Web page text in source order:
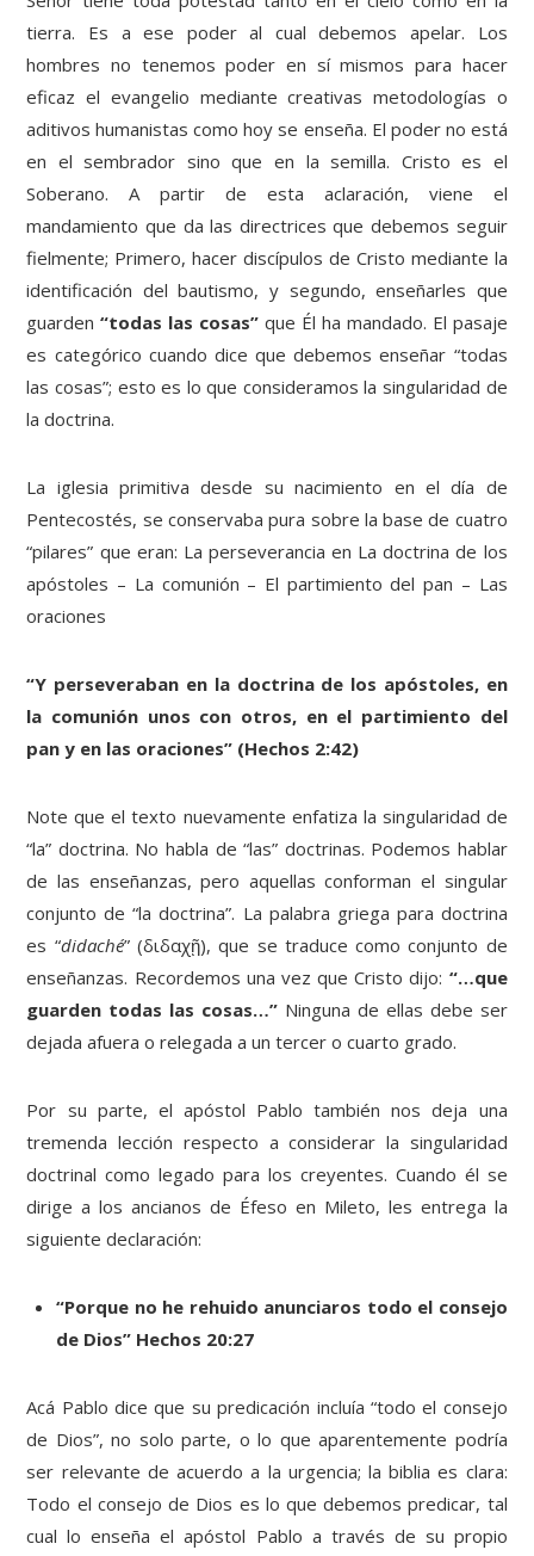
tierra. Es a ese poder al cual debemos apelar. Los
hombres no tenemos poder en sí mismos para hacer
eficaz el evangelio mediante creativas metodologías o
aditivos humanistas como hoy se enseña. El poder no está
en el sembrador sino que en la semilla. Cristo es el
Soberano. A partir de esta aclaración, viene el
mandamiento que da las directrices que debemos seguir
fielmente; Primero, hacer discípulos de Cristo mediante la
identificación del bautismo, y segundo, enseñarles que
guarden“todas las cosas”que Él ha mandado. El pasaje
es categórico cuando dice que debemos enseñar “todas
las cosas”; esto es lo que consideramos la singularidad de
la doctrina.
La iglesia primitiva desde su nacimiento en el día de
Pentecostés, se conservaba pura sobre la base de cuatro
“pilares” que eran: La perseverancia en La doctrina de los
apóstoles – La comunión – El partimiento del pan – Las
oraciones
“Y perseveraban en la doctrina de los apóstoles, en
la comunión unos con otros, en el partimiento del
pan y en las oraciones” (Hechos 2:42)
Note que el texto nuevamente enfatiza la singularidad de
“la” doctrina. No habla de “las” doctrinas. Podemos hablar
de las enseñanzas, pero aquellas conforman el singular
conjunto de “la doctrina”. La palabra griega para doctrina
es “didaché” (διδαχῇ), que se traduce como conjunto de
enseñanzas. Recordemos una vez que Cristo dijo: “…que
guarden todas las cosas…” Ninguna de ellas debe ser
dejada afuera o relegada a un tercer o cuarto grado.
Por su parte, el apóstol Pablo también nos deja una
tremenda lección respecto a considerar la singularidad
doctrinal como legado para los creyentes. Cuando él se
dirige a los ancianos de Éfeso en Mileto, les entrega la
siguiente declaración:
“Porque no he rehuido anunciaros todo el consejo
de Dios” Hechos 20:27
Acá Pablo dice que su predicación incluía “todo el consejo
de Dios”, no solo parte, o lo que aparentemente podría
ser relevante de acuerdo a la urgencia; la biblia es clara:
Todo el consejo de Dios es lo que debemos predicar, tal
cual lo enseña el apóstol Pablo a través de su propio